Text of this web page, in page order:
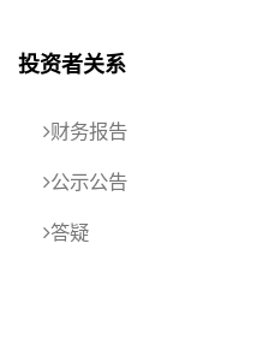
投资者关系
财务报告
公示公告
答疑